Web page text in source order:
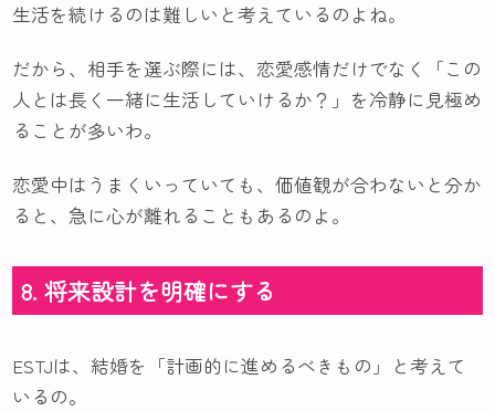
生活を続けるのは難しいと考えているのよね。
だから、相手を選ぶ際には、恋愛感情だけでなく「この
人とは長く一緒に生活していけるか？」を冷静に見極め
ることが多いわ。
恋愛中はうまくいっていても、価値観が合わないと分か
ると、急に心が離れることもあるのよ。
8. 将来設計を明確にする
ESTJは、結婚を「計画的に進めるべきもの」と考えて
いるの。